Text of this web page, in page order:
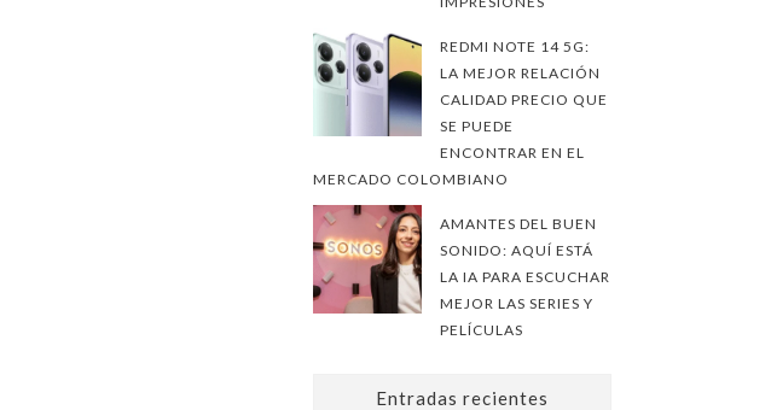
REDMI NOTE 14 5G:
LA MEJOR RELACIÓN
CALIDAD PRECIO QUE
SE PUEDE
ENCONTRAR EN EL
MERCADO COLOMBIANO
AMANTES DEL BUEN
SONIDO: AQUÍ ESTÁ
LA IA PARA ESCUCHAR
MEJOR LAS SERIES Y
PELÍCULAS
Entradas recientes